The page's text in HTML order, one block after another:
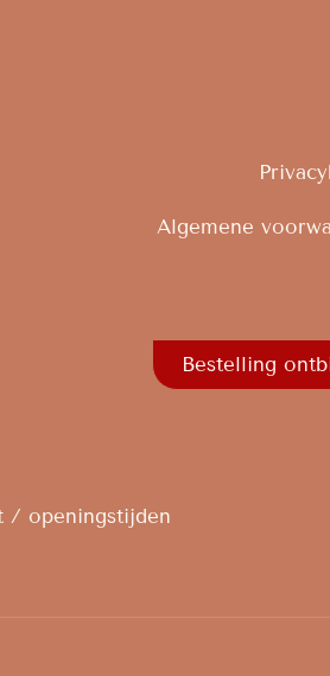
Algemene
Bestelling
/ openingstijden